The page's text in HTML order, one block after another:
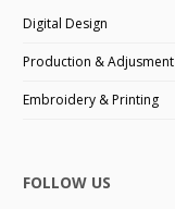
Digital Design
Production & Adjusment
Embroidery & Printing
FOLLOW US